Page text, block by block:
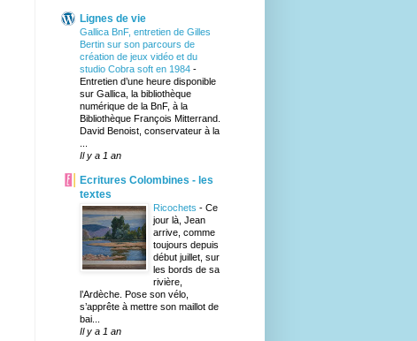
Lignes de vie
Gallica BnF, entretien de Gilles
Bertin sur son parcours de
création de jeux vidéo et du
studio Cobra soft en 1984 -
Entretien d’une heure disponible
sur Gallica, la bibliothèque
numérique de la BnF, à la
Bibliothèque François Mitterrand.
David Benoist, conservateur à la
Il y a 1 an
Ecritures Colombines - les
textes
Ricochets - Ce
jour là, Jean
arrive, comme
toujours depuis
début juillet, sur
les bords de sa
rivière,
l’Ardèche. Pose son vélo,
s’apprête à mettre son maillot de
bai...
Il y a 1 an